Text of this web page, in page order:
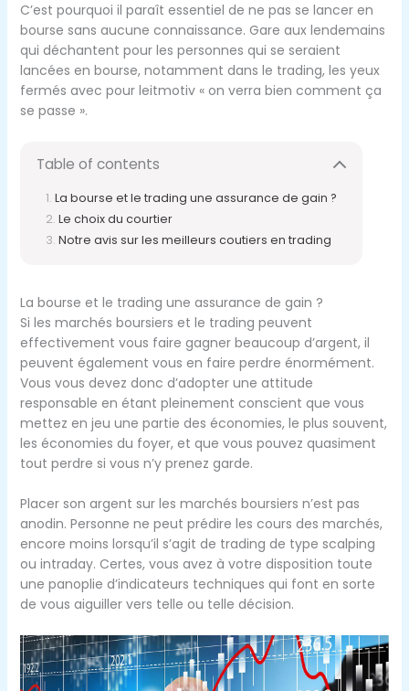
C’est pourquoi il paraît essentiel de ne pas se lancer en
bourse sans aucune connaissance. Gare aux lendemains
qui déchantent pour les personnes qui se seraient
lancées en bourse, notamment dans le trading, les yeux
fermés avec pour leitmotiv « on verra bien comment ça
se passe ».
Table of contents
La bourse et le trading une assurance de gain ?
Le choix du courtier
Notre avis sur les meilleurs coutiers en trading
La bourse et le trading une assurance de gain ?
Si les marchés boursiers et le trading peuvent
effectivement vous faire gagner beaucoup d’argent, il
peuvent également vous en faire perdre énormément.
Vous vous devez donc d’adopter une attitude
responsable en étant pleinement conscient que vous
mettez en jeu une partie des économies, le plus souvent,
les économies du foyer, et que vous pouvez quasiment
tout perdre si vous n’y prenez garde.
Placer son argent sur les marchés boursiers n’est pas
anodin. Personne ne peut prédire les cours des marchés,
encore moins lorsqu’il s’agit de trading de type scalping
ou intraday. Certes, vous avez à votre disposition toute
une panoplie d’indicateurs techniques qui font en sorte
de vous aiguiller vers telle ou telle décision.